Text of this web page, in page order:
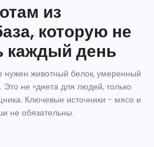
из
которую не
каждый день
животный белок, умеренный
не «диета для людей, только
Ключевые источники - мясо и
не обязательны.